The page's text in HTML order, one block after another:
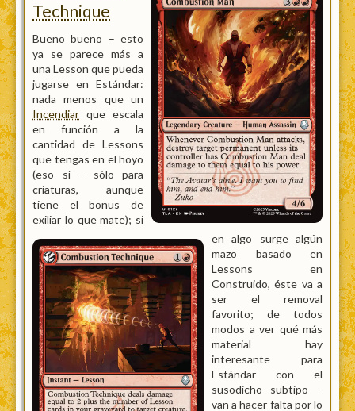
Technique
Bueno bueno – esto
ya se parece más a
una Lesson que pueda
jugarse en Estándar:
nada menos que un
Incendiar que escala
en función a la
cantidad de Lessons
que tengas en el hoyo
(eso sí – sólo para
criaturas, aunque
tiene el bonus de
exiliar lo que mate); si
en algo surge algún
mazo basado en
Lessons en
Construido, éste va a
ser el removal
favorito; de todos
modos a ver qué más
material hay
interesante para
Estándar con el
susodicho subtipo –
van a hacer falta por lo